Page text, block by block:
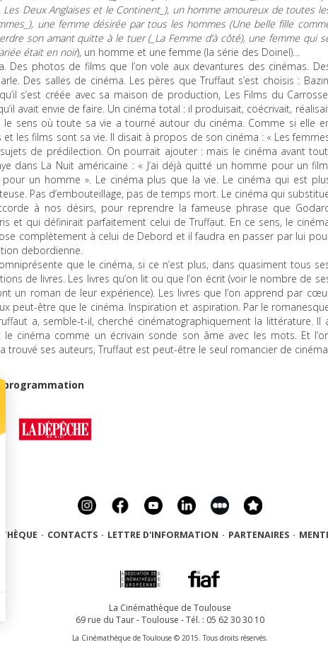
Les Deux Anglaises et le Continent_), un homme amoureux de toutes
une femme désirée par tous les hommes (Une belle fille
son amant quitte à le tuer (_La Femme d’à côté), une femme qui
était en noir), un homme et une femme (la série des Doinel)…
Des photos de films que l’on vole aux devantures des cinémas.
Des salles de cinéma. Les pères que Truffaut s’est choisis :
s’est créée avec sa maison de production, Les Films du
avait envie de faire. Un cinéma total : il produisait, coécrivait,
sens où toute sa vie a tourné autour du cinéma. Comme si elle
les films sont sa vie. Il disait à propos de son cinéma : « Les
de prédilection. On pourrait ajouter : mais le cinéma avant
dans La Nuit américaine : « J’ai déjà quitté un homme pour un
un homme ». Le cinéma plus que la vie. Le cinéma qui est
Pas d’embouteillage, pas de temps mort. Le cinéma qui
à nos désirs, pour reprendre la fameuse phrase que
et qui définirait parfaitement celui de Truffaut. En ce sens, le
complètement à celui de Debord et il faudra en passer par lui
debordienne.
que le cinéma, si ce n’est plus, dans quasiment tous
de livres. Les livres qu’on lit ou que l’on écrit (voir le nombre de
un roman de leur expérience). Les livres que l’on apprend par
peut-être que le cinéma. Inspiration et aspiration. Par le
a, semble-t-il, cherché cinématographiquement la littérature. Il
cinéma comme un écrivain sonde son âme avec les mots. Et
trouvé ses auteurs, Truffaut est peut-être le seul romancier de
programmation
· CONTACTS · LETTRE D'INFORMATION · PARTENAIRES ·
La Cinémathèque de Toulouse
69 rue du Taur - Toulouse - Tél. : 05 62 30 30 10
La Cinémathèque de Toulouse © 2015. Tous droits réservés.